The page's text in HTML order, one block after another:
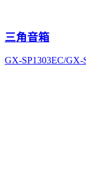
三角音箱
GX-SP1303EC/GX-